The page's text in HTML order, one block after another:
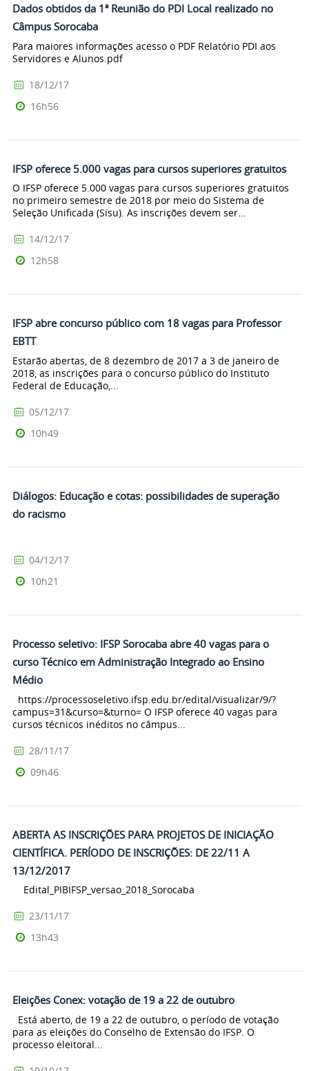
Dados obtidos da 1ª Reunião do PDI Local realizado no
Câmpus Sorocaba
Para maiores informações acesso o PDF Relatório PDI aos
Servidores e Alunos.pdf
18/12/17
16h56
IFSP oferece 5.000 vagas para cursos superiores gratuitos
O IFSP oferece 5.000 vagas para cursos superiores gratuitos
no primeiro semestre de 2018 por meio do Sistema de
Seleção Unificada (Sisu). As inscrições devem ser...
14/12/17
12h58
IFSP abre concurso público com 18 vagas para Professor
EBTT
Estarão abertas, de 8 dezembro de 2017 a 3 de janeiro de
2018, as inscrições para o concurso público do Instituto
Federal de Educação,...
05/12/17
10h49
Diálogos: Educação e cotas: possibilidades de superação
do racismo
04/12/17
10h21
Processo seletivo: IFSP Sorocaba abre 40 vagas para o
curso Técnico em Administração Integrado ao Ensino
Médio
https://processoseletivo.ifsp.edu.br/edital/visualizar/9/?
campus=31&curso=&turno= O IFSP oferece 40 vagas para
cursos técnicos inéditos no câmpus...
28/11/17
09h46
ABERTA AS INSCRIÇÕES PARA PROJETOS DE INICIAÇÃO
CIENTÍFICA. PERÍODO DE INSCRIÇÕES: DE 22/11 A
13/12/2017
Edital_PIBIFSP_versao_2018_Sorocaba
23/11/17
13h43
Eleições Conex: votação de 19 a 22 de outubro
Está aberto, de 19 a 22 de outubro, o período de votação
para as eleições do Conselho de Extensão do IFSP. O
processo eleitoral...